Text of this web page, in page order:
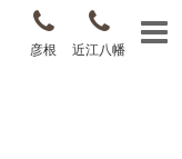
近江八幡
彦根